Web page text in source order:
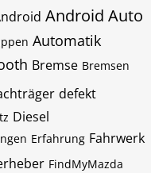
Android Auto
Automatik
Bremse Bremsen
defekt
Diesel
Erfahrung Fahrwerk
FindMyMazda